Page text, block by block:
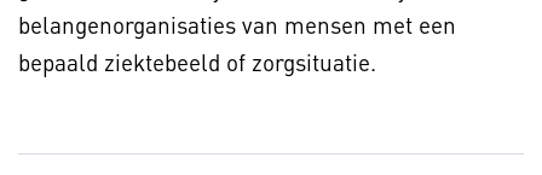
belangenorganisaties van mensen met een
bepaald ziektebeeld of zorgsituatie.